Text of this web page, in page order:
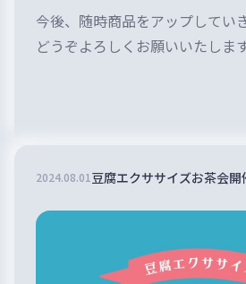
今後、随時商品をアップしてい
どうぞよろしくお願いいたします
2024.08.01豆腐エクササイズお茶会開